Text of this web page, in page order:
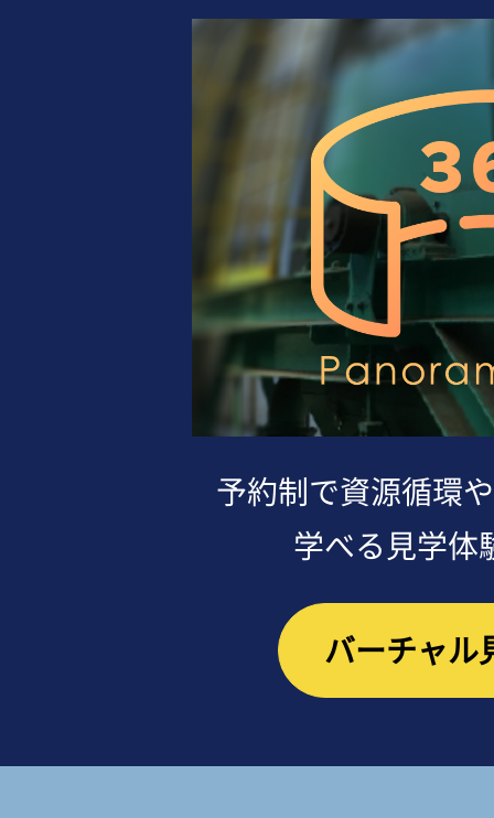
予約制で資源循環
学べる見学体
バーチャル